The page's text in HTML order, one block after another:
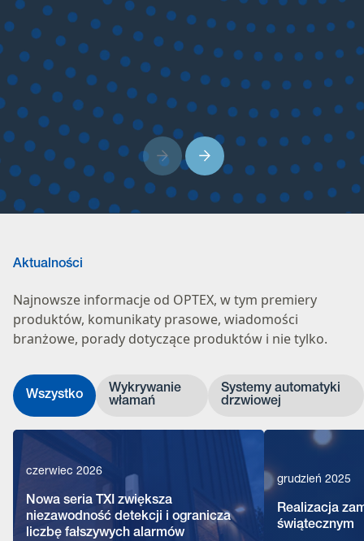
Aktualności
Najnowsze informacje od OPTEX, w tym premiery
produktów, komunikaty prasowe, wiadomości
branżowe, porady dotyczące produktów i nie tylko.
czerwiec 2026
Nowa seria TXI zwiększa
niezawodność detekcji i ogranicza
liczbę fałszywych alarmów
grudzień 2025
Realizacja
świątecznym
Wszystko
Wykrywanie
włamań
Systemy automatyki
drzwiowej